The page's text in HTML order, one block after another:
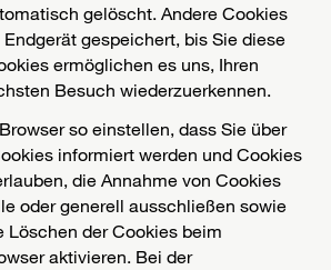
gelöscht. Andere Cookies
gespeichert, bis Sie diese
ermöglichen es uns, Ihren
Besuch wiederzuerkennen.
so einstellen, dass Sie über
informiert werden und Cookies
die Annahme von Cookies
oder generell ausschließen sowie
Löschen der Cookies beim
aktivieren. Bei der